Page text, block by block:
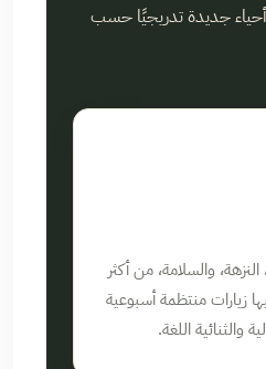
جديدة تدريجيًا حسب
والسلامة، من أكثر
زيارات منتظمة أسبوعية
والثنائية اللغة.